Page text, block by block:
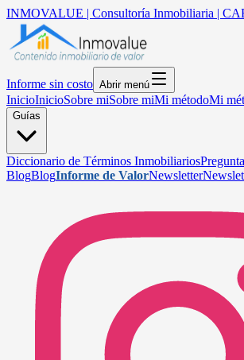
INMOVALUE | Consultoría Inmobiliaria |
Informe sin costo Abrir menú
InicioInicioSobre miSobre miMi métodoMi
Guías
Diccionario de Términos Inmobiliarios
BlogBlogInforme de ValorNewsletter